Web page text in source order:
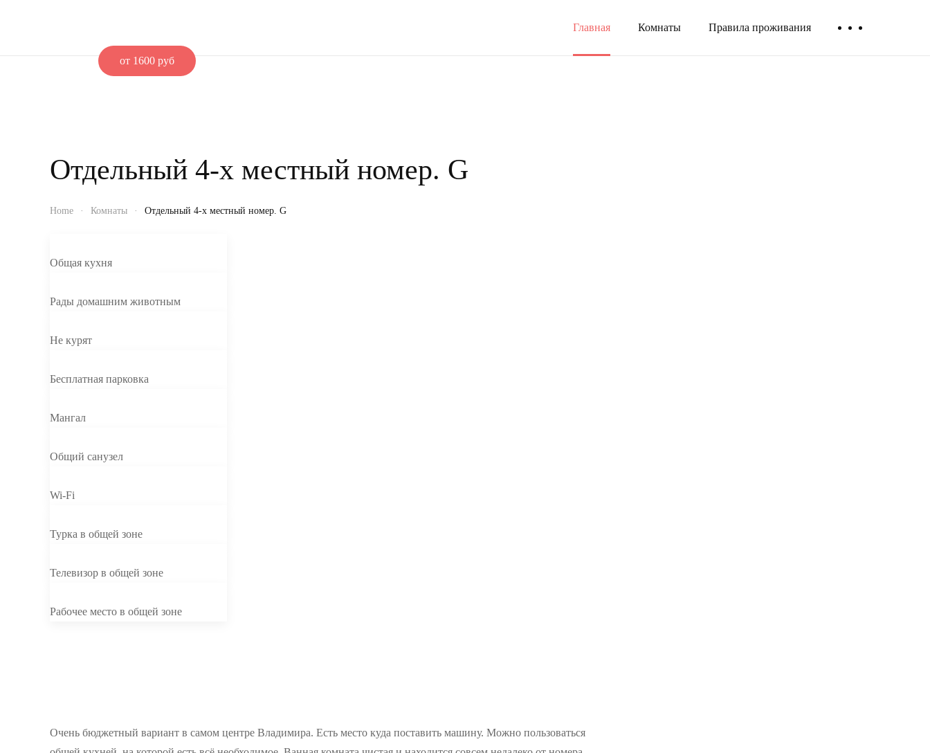
Главная Комнаты Правила проживания
от 1600 руб
Отдельный 4-х местный номер. G
Home Комнаты Отдельный 4-х местный номер. G
Общая кухня
Рады домашним животным
Не курят
Бесплатная парковка
Мангал
Общий санузел
Wi-Fi
Турка в общей зоне
Телевизор в общей зоне
Рабочее место в общей зоне
Очень бюджетный вариант в самом центре Владимира. Есть место куда поставить машину. Можно пользоваться